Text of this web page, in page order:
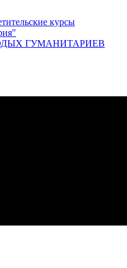
курсы
ГУМАНИТАРИЕВ